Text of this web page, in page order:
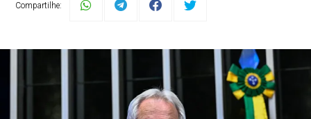
Compartilhe: